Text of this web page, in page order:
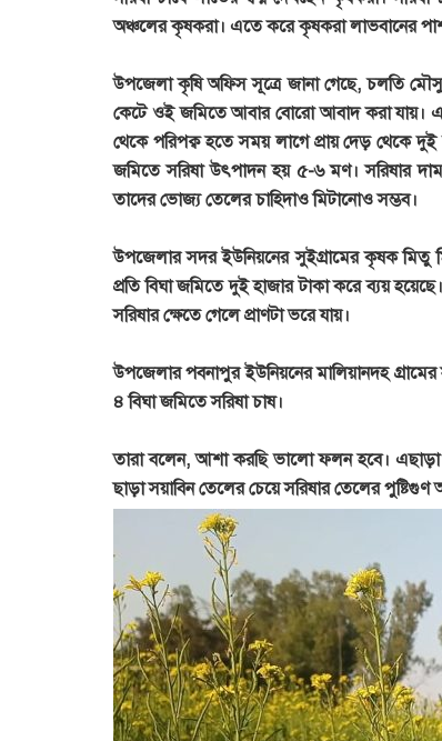
অঞ্চলের কৃষকরা। এতে করে কৃষকরা লাভবানের
উপজেলা কৃষি অফিস সূত্রে জানা গেছে, চলতি
কেটে ওই জমিতে আবার বোরো আবাদ করা যায়।
থেকে পরিপক্ব হতে সময় লাগে প্রায় দেড় থেকে
জমিতে সরিষা উৎপাদন হয় ৫-৬ মণ। সরিষার
তাদের ভোজ্য তেলের চাহিদাও মিটানোও সম্ভব।
উপজেলার সদর ইউনিয়নের সুইগ্রামের কৃষক মিতু
প্রতি বিঘা জমিতে দুই হাজার টাকা করে ব্যয়
সরিষার ক্ষেতে গেলে প্রাণটা ভরে যায়।
উপজেলার পবনাপুর ইউনিয়নের মালিয়ানদহ
৪ বিঘা জমিতে সরিষা চাষ।
তারা বলেন, আশা করছি ভালো ফলন হবে। এছাড়া
ছাড়া সয়াবিন তেলের চেয়ে সরিষার তেলের পুষ্টিগুণ